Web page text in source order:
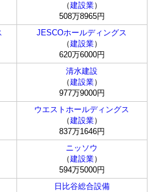
（建設業）
508万8965円
JESCOホールディングス
（建設業）
620万6000円
清水建設
（建設業）
977万9000円
ウエストホールディングス
（建設業）
837万1646円
ニッソウ
（建設業）
594万5000円
日比谷総合設備